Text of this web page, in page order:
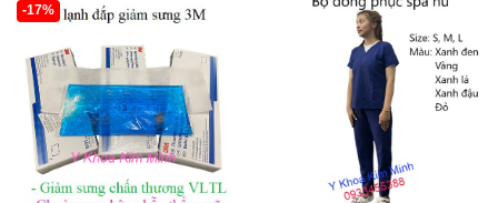
-17%